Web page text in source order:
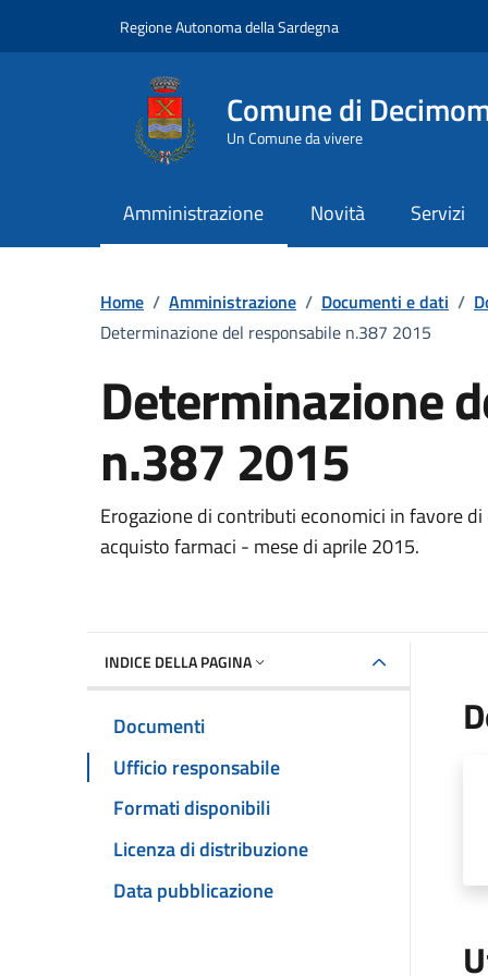
Regione Autonoma della Sardegna
Comune di
Un Comune da vivere
Amministrazione Novità Servizi
Home / Amministrazione / Documenti e dati /
Determinazione del responsabile n.387 2015
Determinazione
n.387 2015
Dettaglio del documento
Erogazione di contributi economici in favore
acquisto farmaci - mese di aprile 2015.
INDICE DELLA PAGINA
Documenti
Ufficio responsabile
Formati disponibili
Licenza di distribuzione
Data pubblicazione